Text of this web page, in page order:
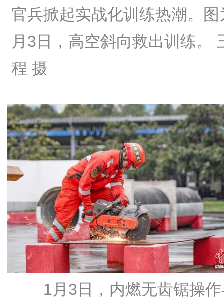
官兵掀起实战化训练热潮。图
月3日，高空斜向救出训练。
程 摄
1月3日，内燃无齿锯操